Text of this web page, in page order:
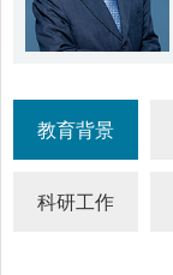
教育背景
科研工作